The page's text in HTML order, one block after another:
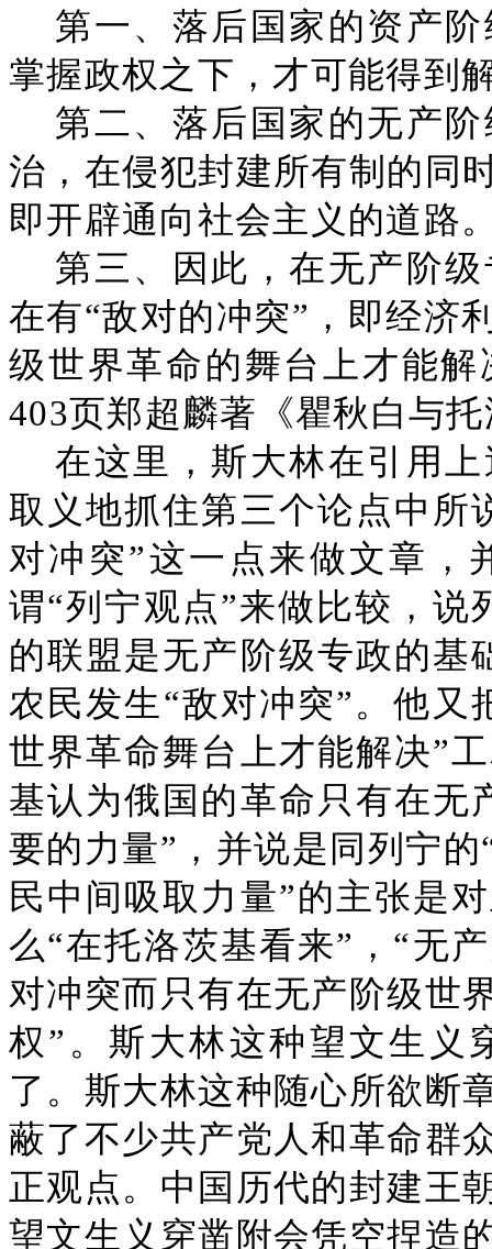
第一、落后国家的资产
掌握政权之下，才可能得到
第二、落后国家的无产
治，在侵犯封建所有制的同
即开辟通向社会主义的道路
第三、因此，在无产阶
在有“敌对的冲突”，即经济
级世界革命的舞台上才能
403页郑超麟著《瞿秋白与
在这里，斯大林在引用
取义地抓住第三个论点中所
对冲突”这一点来做文章，
谓“列宁观点”来做比较，说
的联盟是无产阶级专政的基
农民发生“敌对冲突”。他又
世界革命舞台上才能解决”
基认为俄国的革命只有在无
要的力量”，并说是同列宁
民中间吸取力量”的主张是
么“在托洛茨基看来”，“无
对冲突而只有在无产阶级世
权”。斯大林这种望文生义
了。斯大林这种随心所欲断
蔽了不少共产党人和革命群
正观点。中国历代的封建王
望文生义穿凿附会凭空捏造